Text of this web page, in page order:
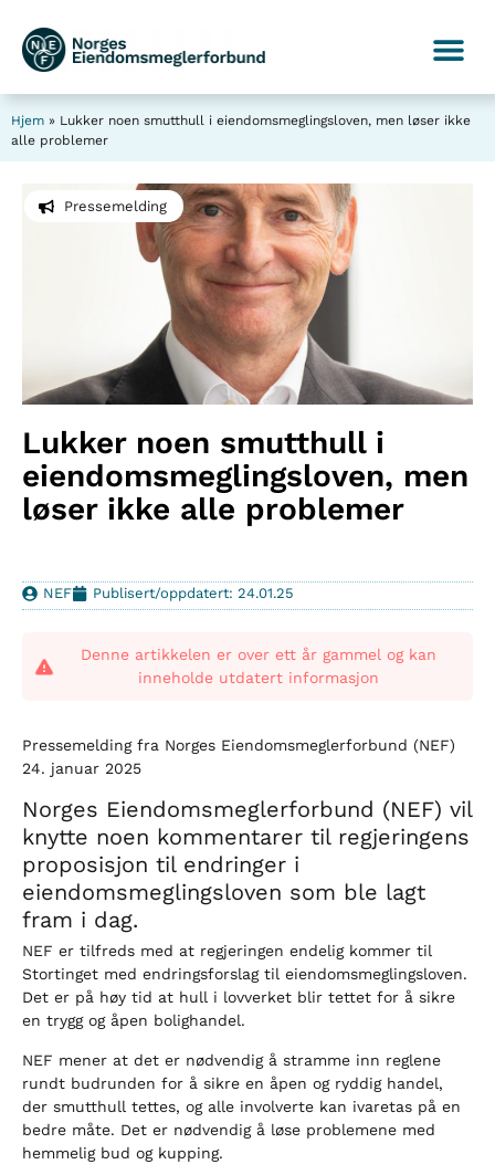
Hjem » Lukker noen smutthull i eiendomsmeglingsloven, men løser ikke
alle problemer
Pressemelding
Lukker noen smutthull i
eiendomsmeglingsloven, men
løser ikke alle problemer
NEF Publisert/oppdatert: 24.01.25
Denne artikkelen er over ett år gammel og kan
inneholde utdatert informasjon
Pressemelding fra Norges Eiendomsmeglerforbund (NEF)
24. januar 2025
Norges Eiendomsmeglerforbund (NEF) vil
knytte noen kommentarer til regjeringens
proposisjon til endringer i
eiendomsmeglingsloven som ble lagt
fram i dag.
NEF er tilfreds med at regjeringen endelig kommer til
Stortinget med endringsforslag til eiendomsmeglingsloven.
Det er på høy tid at hull i lovverket blir tettet for å sikre
en trygg og åpen bolighandel.
NEF mener at det er nødvendig å stramme inn reglene
rundt budrunden for å sikre en åpen og ryddig handel,
der smutthull tettes, og alle involverte kan ivaretas på en
bedre måte. Det er nødvendig å løse problemene med
hemmelig bud og kupping.